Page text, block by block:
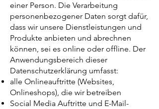
einer Person. Die Verarbeitung
personenbezogener Daten sorgt dafür,
dass wir unsere Dienstleistungen und
Produkte anbieten und abrechnen
können, sei es online oder offline. Der
Anwendungsbereich dieser
Datenschutzerklärung umfasst:
alle Onlineauftritte (Websites,
Onlineshops), die wir betreiben
Social Media Auftritte und E-Mail-